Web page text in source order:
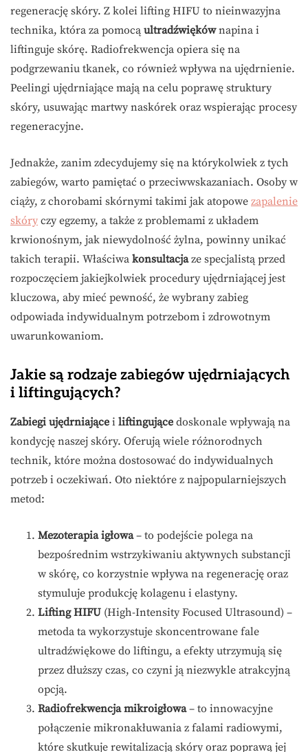
regenerację skóry. Z kolei lifting HIFU to nieinwazyjna
technika, która za pomocą ultradźwiękównapina i
liftinguje skórę. Radiofrekwencja opiera się na
podgrzewaniu tkanek, co również wpływa na ujędrnienie.
Peelingi ujędrniające mają na celu poprawę struktury
skóry, usuwając martwy naskórek oraz wspierając procesy
regeneracyjne.
Jednakże, zanim zdecydujemy się na którykolwiek z tych
zabiegów, warto pamiętać o przeciwwskazaniach. Osoby w
ciąży, z chorobami skórnymi takimi jak atopowe zapalenie
skóry czy egzemy, a także z problemami z układem
krwionośnym, jak niewydolność żylna, powinny unikać
takich terapii. Właściwa konsultacjaze specjalistą przed
rozpoczęciem jakiejkolwiek procedury ujędrniającej jest
kluczowa, aby mieć pewność, że wybrany zabieg
odpowiada indywidualnym potrzebom i zdrowotnym
uwarunkowaniom.
Jakie są rodzaje zabiegów ujędrniających
i liftingujących?
Zabiegi ujędrniające i liftingujące doskonale wpływają na
kondycję naszej skóry. Oferują wiele różnorodnych
technik, które można dostosować do indywidualnych
potrzeb i oczekiwań. Oto niektóre z najpopularniejszych
metod:
Mezoterapia igłowa– to podejście polega na
bezpośrednim wstrzykiwaniu aktywnych substancji
w skórę, co korzystnie wpływa na regenerację oraz
stymuluje produkcję kolagenu i elastyny.
Lifting HIFU (High-Intensity Focused Ultrasound) –
metoda ta wykorzystuje skoncentrowane fale
ultradźwiękowe do liftingu, a efekty utrzymują się
przez dłuższy czas, co czyni ją niezwykle atrakcyjną
opcją.
Radiofrekwencja mikroigłowa– to innowacyjne
połączenie mikronakłuwania z falami radiowymi,
które skutkuje rewitalizacją skóry oraz poprawą jej